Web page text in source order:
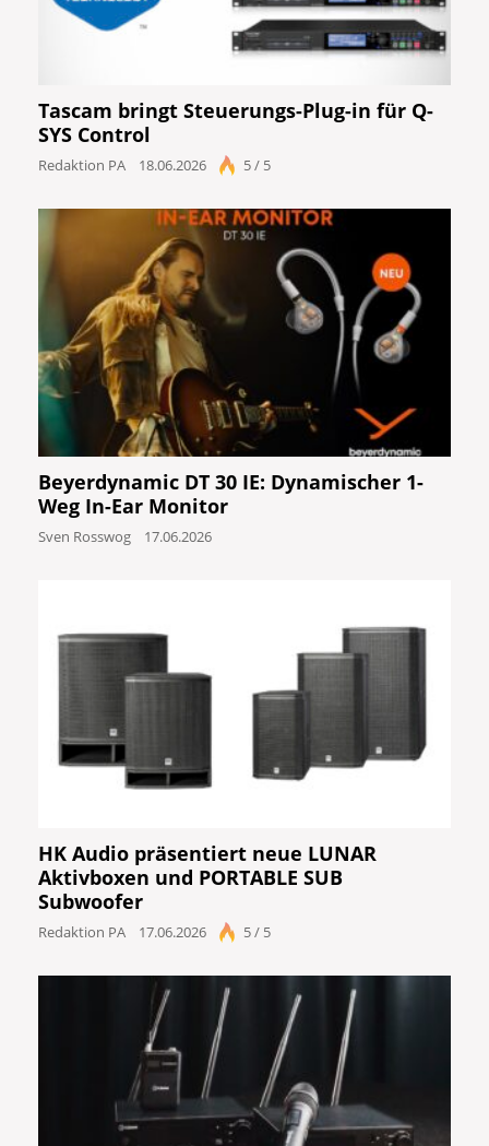
Tascam bringt Steuerungs-Plug-in für Q-
SYS Control
Redaktion PA 18.06.2026 5 / 5
Beyerdynamic DT 30 IE: Dynamischer 1-
Weg In-Ear Monitor
Sven Rosswog 17.06.2026
HK Audio präsentiert neue LUNAR
Aktivboxen und PORTABLE SUB
Subwoofer
Redaktion PA 17.06.2026 5 / 5